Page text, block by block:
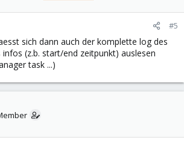
#5
sich dann auch der komplette log des
(z.b. start/end zeitpunkt) auslesen
task ...)